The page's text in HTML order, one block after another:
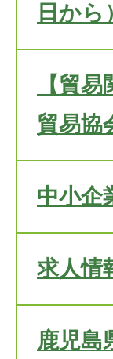
日から
【貿
貿易協
中小企
求人情
鹿児島